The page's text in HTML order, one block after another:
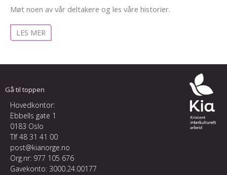
Møt noen av vår deltakere og les våre historier.
LES MER
Gå til toppen
Hovedkontor:
Ebbells gate 1
0183 Oslo
Tlf48 31 41 00
post@kianorge.no
Org.nr: 977 105 676
Gavekonto: 3000.24.00177